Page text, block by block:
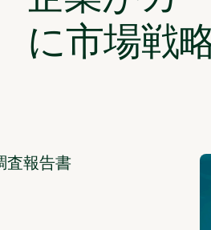
に市場戦
査報告書